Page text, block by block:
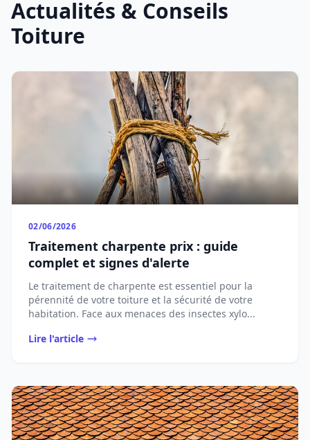
Actualités & Conseils
Toiture
02/06/2026
Traitement charpente prix : guide
complet et signes d'alerte
Le traitement de charpente est essentiel pour la
pérennité de votre toiture et la sécurité de votre
habitation. Face aux menaces des insectes xylo...
Lire l'article